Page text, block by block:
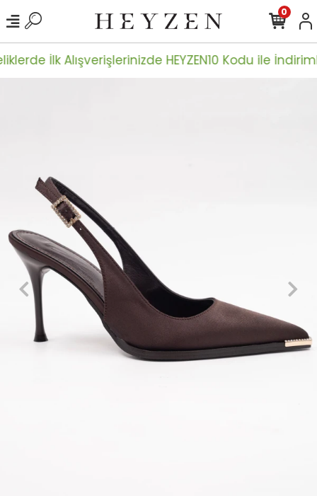
İlk Alışverişlerinizde HEYZEN10 Kodu ile
0